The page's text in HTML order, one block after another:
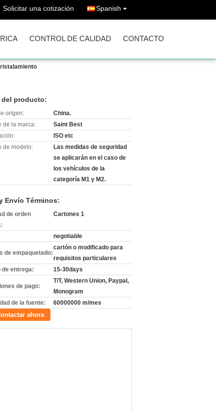
Solicitar una cotización Spanish
CONTROL DE CALIDAD CONTACTO
del producto:
origen:
China.
de la marca:
Saint Best
ISO etc
de modelo:
Las medidas de seguridad
se aplicarán en el caso de
los vehículos de la
categoría M1 y M2.
Envío Términos:
de orden
Cartones 1
negotiable
de empaquetado:
cartón o modificado para
requisitos particulares
de entrega:
15-30days
de pago:
T/T, Western Union, Paypal,
Monogram
de la fuente:
60000000 m/mes
ahora